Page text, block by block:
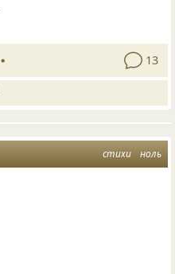
13
стихи ноль